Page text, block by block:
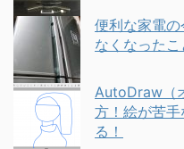
便利な家電
なくなった
AutoDraw（
方！絵が苦
る！